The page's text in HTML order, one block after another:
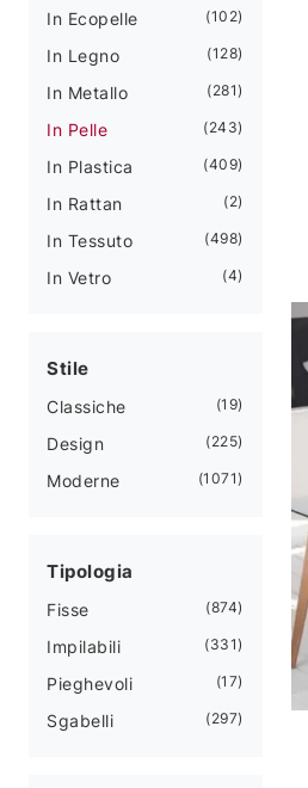
In Ecopelle 102
In Legno 128
In Metallo 281
In Pelle 243
In Plastica 409
In Rattan 2
In Tessuto 498
In Vetro 4
Stile
Classiche 19
Design 225
Moderne 1071
Tipologia
Fisse 874
Impilabili 331
Pieghevoli 17
Sgabelli 297